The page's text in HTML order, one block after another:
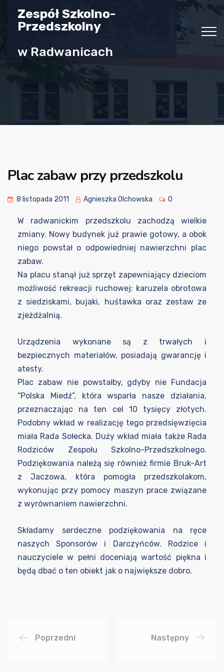
Zespół Szkolno-
Przedszkolny
w Radwanicach
Plac zabaw przy przedszkolu
8 listopada 2011 Agnieszka Olchowska 0
W radwanickim przedszkolu zachodzą wielkie
zmiany. Nowy budynek już prawie gotowy, a obok
niego powstał o odpowiedniej nawierzchni plac
zabaw.
Na placu stanął już sprzęt zapewniający dzieciom
możliwość rekreacji ruchowej: karuzela obrotowa
z siedziskami, bujaki, huśtawka oraz zestaw ze
zjeżdżalnią.
Urządzenia wykonane są z trwałych i
bezpiecznych materiałów, posiadają gwarancję i
atesty.
Plac zabaw nie powstałby, gdyby nie Fundacja
“Polska Miedź”, która wsparła nasze działania,
przeznaczając na ten cel 10 tysięcy złotych.
Podobny wkład w realizację tego przedsięwzięcia
miała Rada Sołecka. Duży wkład miała także Rada
Rodziców Zespołu Szkolno-Przedszkolnego.
Podziękowania należą się również firmie Bruk-Art
z Jaczowa, która pomogła przedszkolakom,
wykonując przy pomocy maszyn prace związane
z wyrównaniem nawierzchni.
Składamy serdeczne podziękowania na ręce
naszych Sponsorów i Darczyńców. Rodzice i
nauczyciele w pełni doceniają wartość piękna i
będą dbać o ten obiekt jak o największe dobro.
Poprzedni Następny